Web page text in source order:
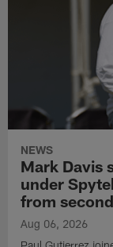
NEWS
Mark Davis
under
from
Aug 06, 2026